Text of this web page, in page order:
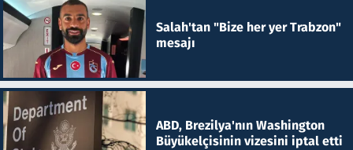
Salah'tan "Bize her yer Trabzon"
mesajı
ABD, Brezilya'nın Washington
Büyükelçisinin vizesini iptal etti